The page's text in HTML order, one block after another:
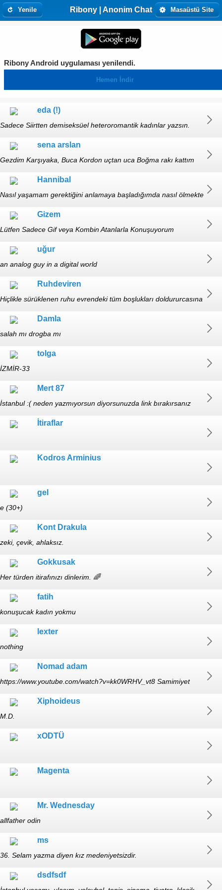
Ribony | Anonim Chat
Yenile Masaüstü Site
Ribony Android uygulaması yenilendi.
Hemen İndir
eda (!)
Sadece Siirtten demiseksüel heteroromantik kadınlar yazsın.
https://ibb.co/Hvp6XXG https://ibb.co/KxYF1VRR
sena arslan
Gezdim Karşıyaka, Buca Kordon uçtan uca Boğma rakı kattım
buza Peynir ve karpuza :) https://hizliresim.com/uqnppkpr
Hannibal
Nasıl yaşamam gerektiğini anlamaya başladığımda nasıl ölmekte
olduğumu gördüm https://youtu.be/vP-HSoe7IAU?
Gizem
Lütfen Sadece Gif veya Kombin Atanlarla Konuşuyorum
uğur
an analog guy in a digital world
Ruhdeviren
Hiçlikle sürüklenen ruhu evrendeki tüm boşlukları doldururcasına
çağlarken, akmak istediği tek yer onsuzluktan kuruyup
Damla
salah mı drogba mı
tolga
İZMİR-33
Mert 87
İstanbul :( neden yazmıyorsun diyorsunuzda link bırakırsanız
dönerim:0 çalıştığım için göremiyorum bazeng geç kalıyorum
İtiraflar
Kodros Arminius
gel
e (30+)
Kont Drakula
zeki, çevik, ahlaksız.
Gokkusak
Her türden itirafınızı dinlerim. 🌈
fatih
konuşucak kadın yokmu
lexter
nothing
Nomad adam
https://www.youtube.com/watch?v=kk0WRHV_vt8 Samimiyet
gösterin, gülün. hafta içi 18:00-22:00 arası açık.
Xiphoideus
M.D.
xODTÜ
Magenta
Mr. Wednesday
allfather odin
ms
36. Selam yazma diyen kız medeniyetsizdir.
dsdfsdf